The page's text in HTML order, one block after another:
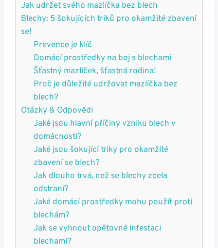
Jak udržet svého mazlíčka bez blech
Blechy: 5 šokujících triků pro okamžité zbavení
se!
Prevence je klíč
Domácí prostředky na boj s blechami
Šťastný mazlíček, šťastná rodina!
Proč je důležité udržovat mazlíčka bez
blech?
Otázky & Odpovědi
Jaké jsou hlavní příčiny vzniku blech v
domácnosti?
Jaké jsou šokující triky pro okamžité
zbavení se blech?
Jak dlouho trvá, než se blechy zcela
odstraní?
Jaké domácí prostředky mohu použít proti
blechám?
Jak se vyhnout opětovné infestaci
blechami?